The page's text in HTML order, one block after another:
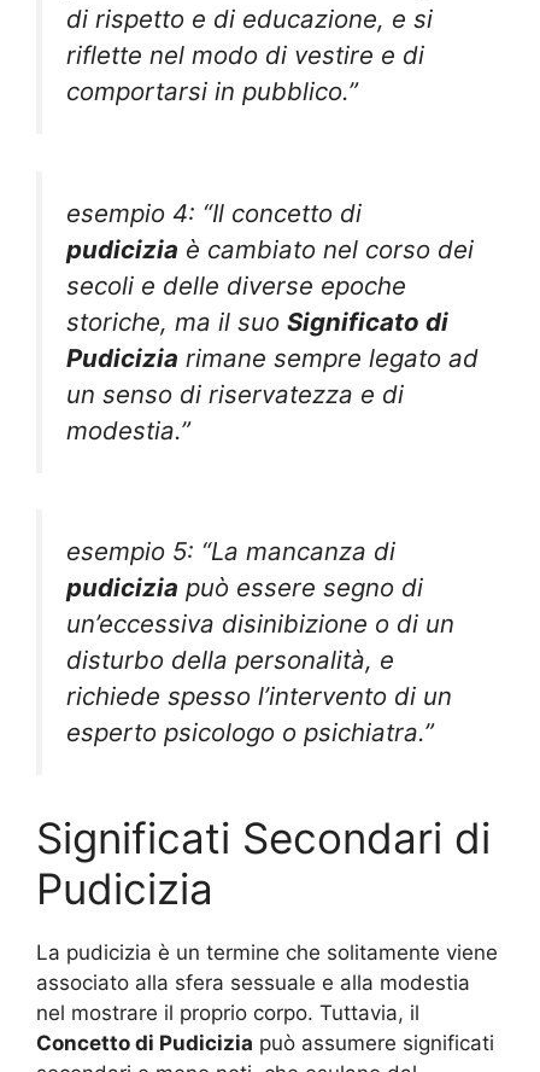
di rispetto e di educazione, e si
riflette nel modo di vestire e di
comportarsi in pubblico.”
esempio 4: “Il concetto di
pudicizia è cambiato nel corso dei
secoli e delle diverse epoche
storiche, ma il suo Significato di
Pudicizia rimane sempre legato ad
un senso di riservatezza e di
modestia.”
esempio 5: “La mancanza di
pudicizia può essere segno di
un’eccessiva disinibizione o di un
disturbo della personalità, e
richiede spesso l’intervento di un
esperto psicologo o psichiatra.”
Significati Secondari di
Pudicizia
La pudicizia è un termine che solitamente viene
associato alla sfera sessuale e alla modestia
nel mostrare il proprio corpo. Tuttavia, il
Concetto di Pudicizia può assumere significati